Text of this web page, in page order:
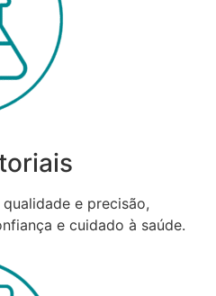
e precisão,
e cuidado à saúde.